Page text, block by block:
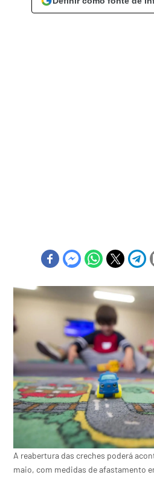
A reabertura das creches poderá
maio, com medidas de afastamento